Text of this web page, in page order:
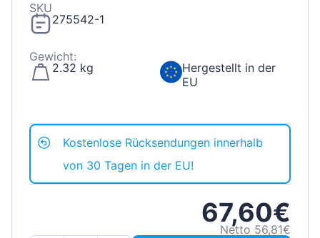
SKU
275542-1
Gewicht:
2.32 kg
Hergestellt in der
EU
Kostenlose Rücksendungen innerhalb
von 30 Tagen in der EU!
67,60€
Netto 56,81€